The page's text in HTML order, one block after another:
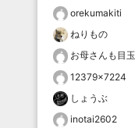
orekumakiti
ねりもの
お母さんも目玉
12379×7224
しょうぶ
inotai2602